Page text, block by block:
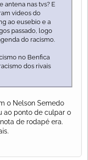
antena nas tvs? E
videos do
ao eusebio e a
passado, logo
do racismo.
no Benfica
dos rivais
o Nelson Semedo
ao ponto de culpar o
de rodapé era.